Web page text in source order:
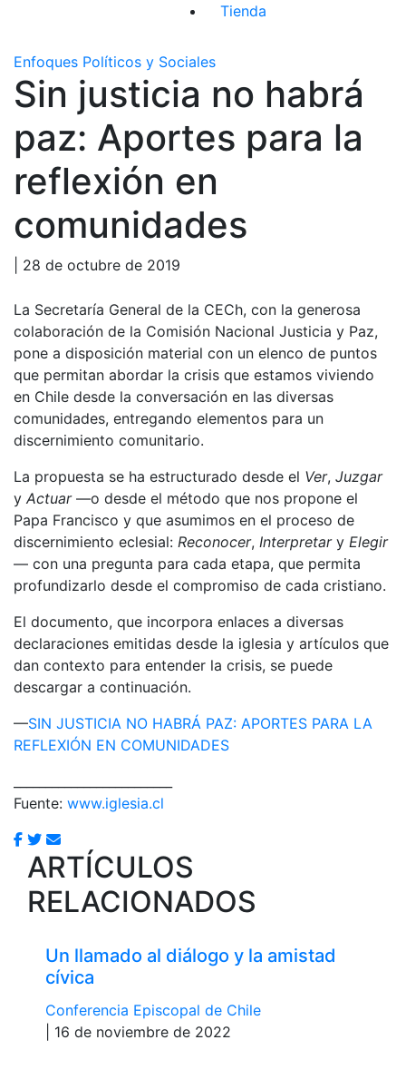
Tienda
Enfoques Políticos y Sociales
Sin justicia no habrá
paz: Aportes para la
reflexión en
comunidades
| 28 de octubre de 2019
La Secretaría General de la CECh, con la generosa
colaboración de la Comisión Nacional Justicia y Paz,
pone a disposición material con un elenco de puntos
que permitan abordar la crisis que estamos viviendo
en Chile desde la conversación en las diversas
comunidades, entregando elementos para un
discernimiento comunitario.
La propuesta se ha estructurado desde el Ver, Juzgar
y Actuar—o desde el método que nos propone el
Papa Francisco y que asumimos en el proceso de
discernimiento eclesial: Reconocer, Interpretary Elegir
— con una pregunta para cada etapa, que permita
profundizarlo desde el compromiso de cada cristiano.
El documento, que incorpora enlaces a diversas
declaraciones emitidas desde la iglesia y artículos que
dan contexto para entender la crisis, se puede
descargar a continuación.
—SIN JUSTICIA NO HABRÁ PAZ: APORTES PARA LA
REFLEXIÓN EN COMUNIDADES
Fuente: www.iglesia.cl
ARTÍCULOS
RELACIONADOS
Un llamado al diálogo y la amistad
cívica
Conferencia Episcopal de Chile
| 16 de noviembre de 2022